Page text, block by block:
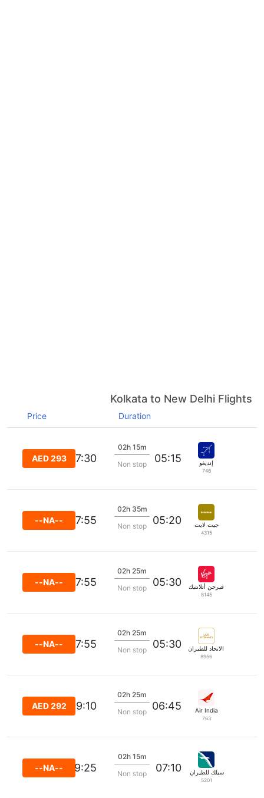
Kolkata to New Delhi Flights
Duration
Price
إنديغو
746
05:15
02h 15m
Non stop
07:30
AED 293
جيت لايت
4315
05:20
02h 35m
Non stop
07:55
--NA--
فيرجن أتلانتيك
8145
05:30
02h 25m
Non stop
07:55
--NA--
الاتحاد للطيران
8956
05:30
02h 25m
Non stop
07:55
--NA--
Air India
763
06:45
02h 25m
Non stop
09:10
AED 292
سيلك للطيران (سنغافورة) الخاصة المحدودة
5201
07:10
02h 15m
Non stop
09:25
--NA--